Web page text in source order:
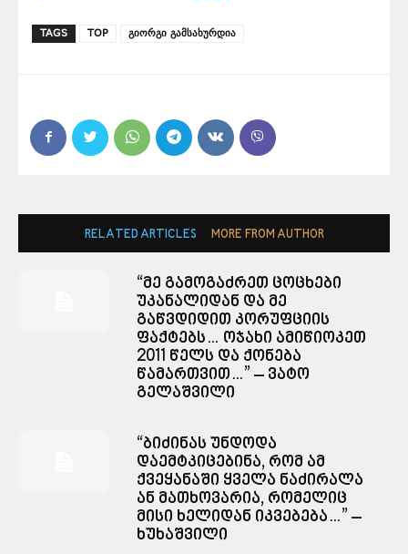
TAGS TOP გიორგი გამსახურდია
RELATED ARTICLES MORE FROM AUTHOR
“მე გამოგაძრეთ ცოცხები
უკანალიდან და მე
გაწვდიდით კორუფციის
ფაქტებს… ოჯახი ამიწიოკეთ
2011 წელს და ქონება
წამართვით…” – ვატო
გელაშვილი
“ბიძინას უნდოდა
დაემტკიცებინა, რომ ამ
ქვეყანაში ყველა ნაძირალა
ან მათხოვარია, რომელიც
მისი ხელიდან იკვებება…” –
ხუხაშვილი